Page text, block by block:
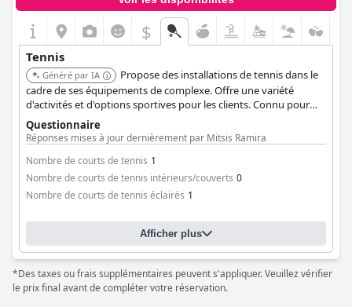
$
Tennis
Généré par IA
Propose des installations de tennis dans le
cadre de ses équipements de complexe. Offre une variété
d'activités et d'options sportives pour les clients. Connu pour
ses offres tout compris et son environnement familial.
Questionnaire
Réponses mises à jour dernièrement par Mitsis Ramira
Nombre de courts de tennis 1
Nombre de courts de tennis intérieurs/couverts 0
Nombre de courts de tennis éclairés 1
Afficher plus
*Des taxes ou frais supplémentaires peuvent s'appliquer. Veuillez vérifier
le prix final avant de compléter votre réservation.